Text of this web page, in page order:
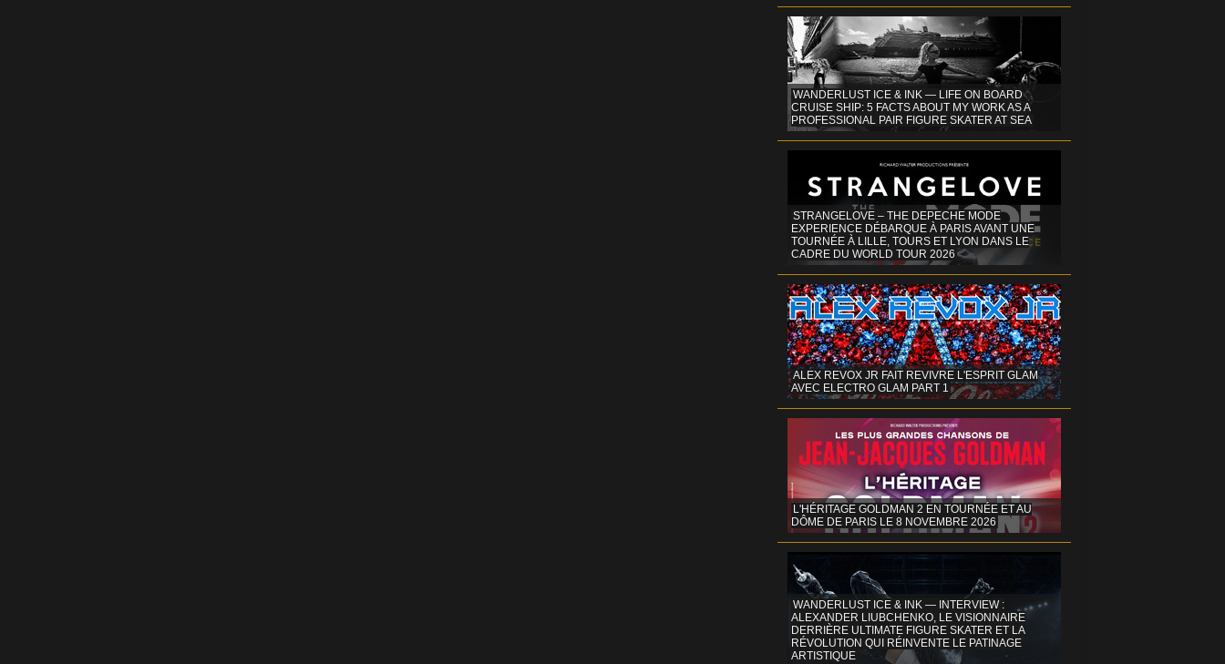
WANDERLUST ICE & INK — LIFE ON BOARD
CRUISE SHIP: 5 FACTS ABOUT MY WORK AS A
PROFESSIONAL PAIR FIGURE SKATER AT SEA
STRANGELOVE – THE DEPECHE MODE
EXPERIENCE DÉBARQUE À PARIS AVANT UNE
TOURNÉE À LILLE, TOURS ET LYON DANS LE
CADRE DU WORLD TOUR 2026
ALEX REVOX JR FAIT REVIVRE L'ESPRIT GLAM
AVEC ELECTRO GLAM PART 1
L'HÉRITAGE GOLDMAN 2 EN TOURNÉE ET AU
DÔME DE PARIS LE 8 NOVEMBRE 2026
WANDERLUST ICE & INK — INTERVIEW :
ALEXANDER LIUBCHENKO, LE VISIONNAIRE
DERRIÈRE ULTIMATE FIGURE SKATER ET LA
RÉVOLUTION QUI RÉINVENTE LE PATINAGE
ARTISTIQUE